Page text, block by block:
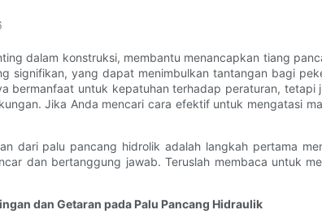
dalam konstruksi, membantu menancapkan tiang
signifikan, yang dapat menimbulkan tantangan bagi
bermanfaat untuk kepatuhan terhadap peraturan,
Jika Anda mencari cara efektif untuk mengatasi
dari palu pancang hidrolik adalah langkah pertama
dan bertanggung jawab. Teruslah membaca untuk
dan Getaran pada Palu Pancang Hidraulik